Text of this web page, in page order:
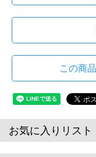
この商
お気に入りリスト